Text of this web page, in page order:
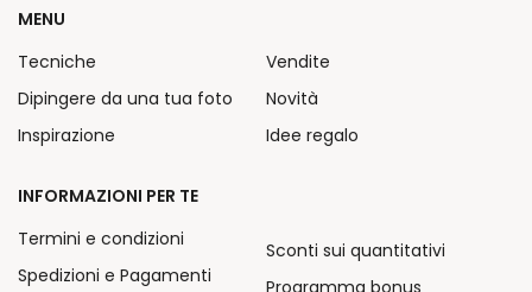
MENU
Tecniche
Dipingere da una tua foto
Inspirazione
Vendite
Novità
Idee regalo
INFORMAZIONI PER TE
Termini e condizioni
Spedizioni e Pagamenti
Sconti sui quantitativi
Programma bonus